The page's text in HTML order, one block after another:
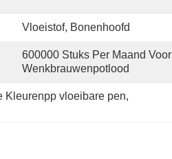
Vloeistof, Bonenhoofd
600000 Stuks Per Maand Voor
Wenkbrauwenpotlood
Kleurenpp vloeibare pen,